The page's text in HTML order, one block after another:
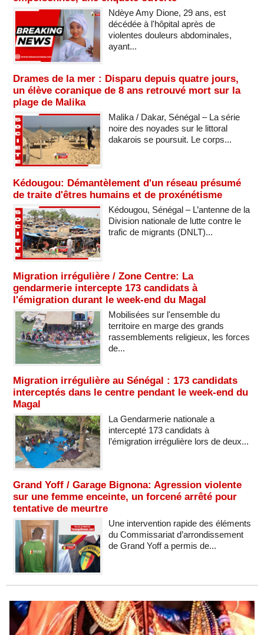
Ndèye Amy Dione, 29 ans, est
décédée à l'hôpital après de
violentes douleurs abdominales,
ayant...
Drames de la mer : Disparu depuis quatre jours,
un élève coranique de 8 ans retrouvé mort sur la
plage de Malika
Malika / Dakar, Sénégal – La série
noire des noyades sur le littoral
dakarois se poursuit. Le corps...
Kédougou: Démantèlement d'un réseau présumé
de traite d'êtres humains et de proxénétisme
Kédougou, Sénégal – L’antenne de la
Division nationale de lutte contre le
trafic de migrants (DNLT)...
Migration irrégulière / Zone Centre: La
gendarmerie intercepte 173 candidats à
l'émigration durant le week-end du Magal
Mobilisées sur l'ensemble du
territoire en marge des grands
rassemblements religieux, les forces
de...
Migration irrégulière au Sénégal : 173 candidats
interceptés dans le centre pendant le week-end du
Magal
La Gendarmerie nationale a
intercepté 173 candidats à
l’émigration irrégulière lors de deux...
Grand Yoff / Garage Bignona: Agression violente
sur une femme enceinte, un forcené arrêté pour
tentative de meurtre
Une intervention rapide des éléments
du Commissariat d’arrondissement
de Grand Yoff a permis de...